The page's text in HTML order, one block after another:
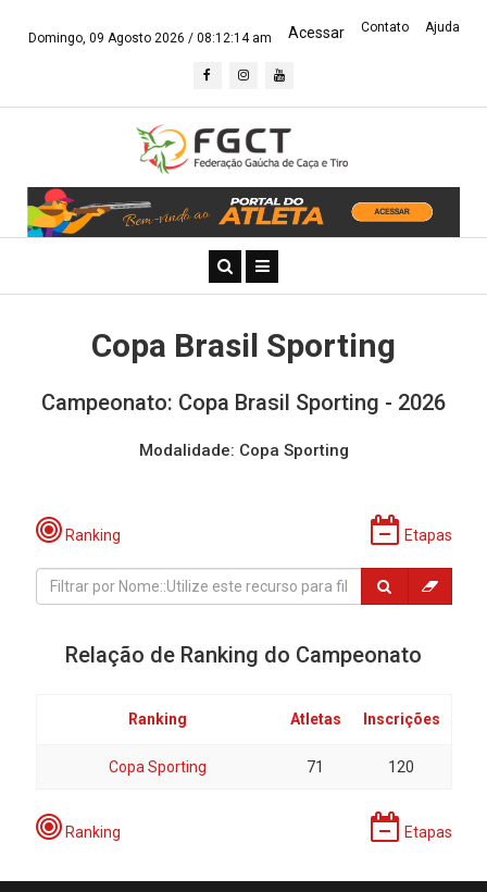
Domingo, 09 Agosto 2026 / 08:12:14 am Acessar Contato Ajuda
Copa Brasil Sporting
Campeonato: Copa Brasil Sporting - 2026
Modalidade: Copa Sporting
Ranking Etapas
Relação de Ranking do Campeonato
Ranking Atletas Inscrições
Copa Sporting 71 120
Ranking Etapas